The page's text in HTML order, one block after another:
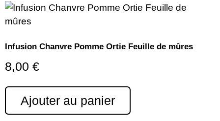
Infusion Chanvre Pomme Ortie Feuille de mûres
8,00 €
Ajouter au panier